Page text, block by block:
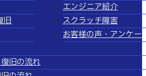
エンジニア紹介
旧
スクラッチ障害
お客様の声・アンケー
旧の流れ